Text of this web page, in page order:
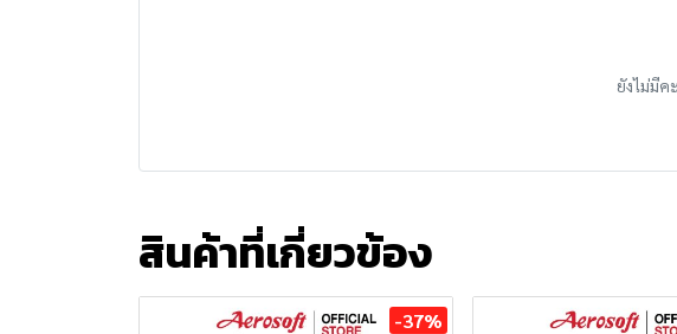
ยังไม่มีค
สินค้าที่เกี่ยวข้อง
-37%